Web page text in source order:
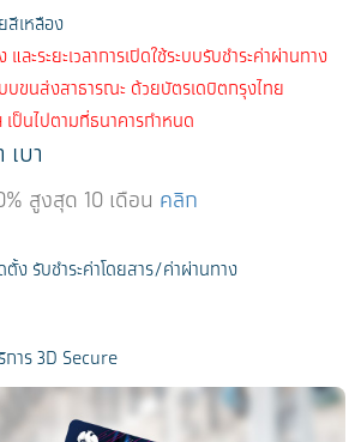
สีเหลือง
ละระยะเวลาการเปิดใช้ระบบรับชําระค่าผ่านทาง
บขนส่งสาธารณะ ด้วยบัตรเดบิตกรุงไทย
ป็นไปตามที่ธนาคารกําหนด
เบา
สูงสุด 10 เดือน คลิก
ง รับชำระค่าโดยสาร/ค่าผ่านทาง
การ 3D Secure